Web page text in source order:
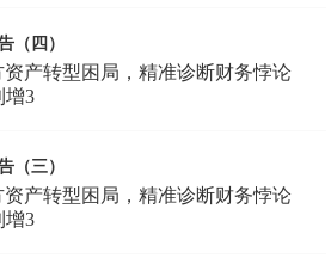
（四）
产转型困局，精准诊断财务悖论
增3
（三）
产转型困局，精准诊断财务悖论
增3